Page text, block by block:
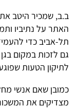
ב.ב, שמכיר היטב את
האתר על נתיביו
תל-אביב כדי
גם לזכות במקום
לתיקון הטעות
כמובן שאם אנשי
מצדיקים את